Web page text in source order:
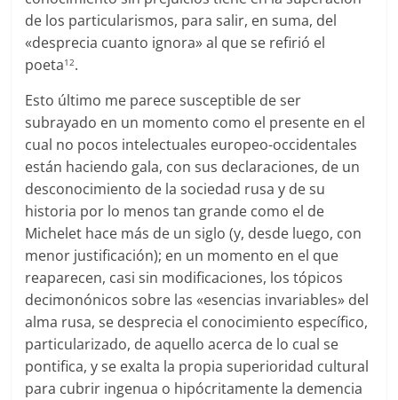
de los particularismos, para salir, en suma, del
«desprecia cuanto ignora» al que se refirió el
poeta12.
Esto último me parece susceptible de ser
subrayado en un momento como el presente en el
cual no pocos intelectuales europeo-occidentales
están haciendo gala, con sus declaraciones, de un
desconocimiento de la sociedad rusa y de su
historia por lo menos tan grande como el de
Michelet hace más de un siglo (y, desde luego, con
menor justificación); en un momento en el que
reaparecen, casi sin modificaciones, los tópicos
decimonónicos sobre las «esencias invariables» del
alma rusa, se desprecia el conocimiento específico,
particularizado, de aquello acerca de lo cual se
pontifica, y se exalta la propia superioridad cultural
para cubrir ingenua o hipócritamente la demencia